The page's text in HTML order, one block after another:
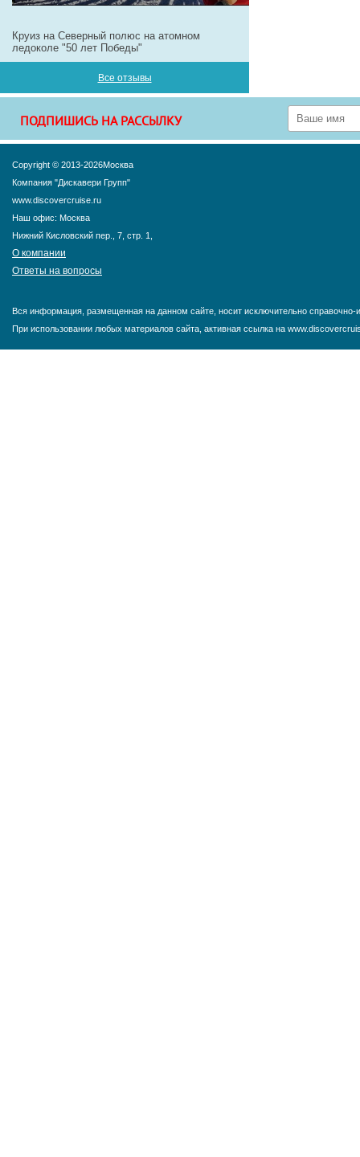
Круиз на Северный полюс на атомном
ледоколе "50 лет Победы"
Все отзывы
ПОДПИШИСЬ НА РАССЫЛКУ
Copyright © 2013-2026Москва
Компания "Дискавери Групп"
www.discovercruise.ru
Наш офис: Москва
Нижний Кисловский пер., 7, стр. 1,
О компании
Ответы на вопросы
Вся информация, размещенная на данном сайте, носит исключительно
При использовании любых материалов сайта, активная ссылка на